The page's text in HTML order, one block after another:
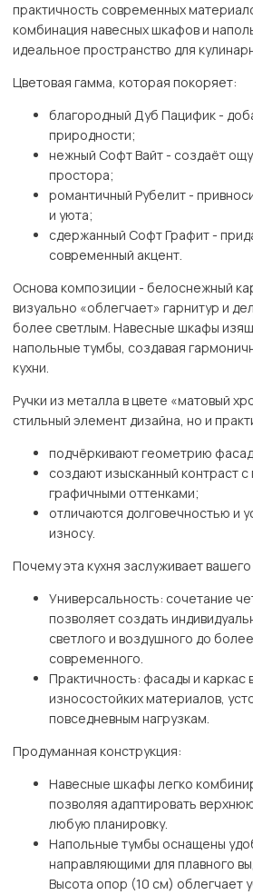
практичность современных
комбинация навесных шкафов и
идеальное пространство для
Цветовая гамма, которая покоряет:
благородный Дуб Пацифик -
природности;
нежный Софт Вайт - создаёт
простора;
романтичный Рубелит -
и уюта;
сдержанный Софт Графит -
современный акцент.
Основа композиции - белоснежный
визуально «облегчает» гарнитур и
более светлым. Навесные шкафы
напольные тумбы, создавая
кухни.
Ручки из металла в цвете «матовый
стильный элемент дизайна, но и
подчёркивают геометрию
создают изысканный контраст
графичными оттенками;
отличаются долговечностью и
износу.
Почему эта кухня заслуживает
Универсальность: сочетание
позволяет создать
светлого и воздушного до
современного.
Практичность: фасады и каркас
износостойких материалов,
повседневным нагрузкам.
Продуманная конструкция:
Навесные шкафы легко
позволяя адаптировать
любую планировку.
Напольные тумбы оснащены
направляющими для плавного
Высота опор (10 см) облегчает